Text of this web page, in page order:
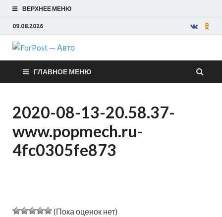
ВЕРХНЕЕ МЕНЮ
09.08.2026
ForPost —
Авто
ГЛАВНОЕ МЕНЮ
2020-08-13-20.58.37-
www.popmech.ru-
4fc0305fe873
(Пока оценок нет)